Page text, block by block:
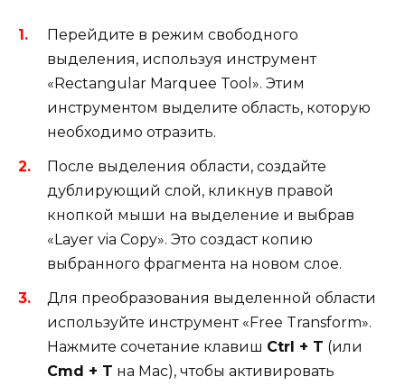
Перейдите в режим свободного
выделения, используя инструмент
«Rectangular Marquee Tool». Этим
инструментом выделите область, которую
необходимо отразить.
После выделения области, создайте
дублирующий слой, кликнув правой
кнопкой мыши на выделение и выбрав
«Layer via Copy». Это создаст копию
выбранного фрагмента на новом слое.
Для преобразования выделенной области
используйте инструмент «Free Transform».
Нажмите сочетание клавиш Ctrl + T (или
Cmd + T на Mac), чтобы активировать